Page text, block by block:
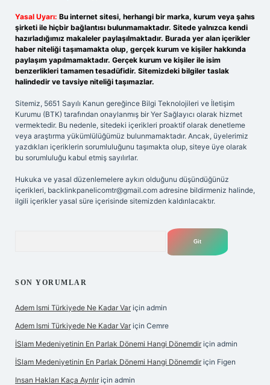
Yasal Uyarı: Bu internet sitesi, herhangi bir marka, kurum veya şahıs
şirketi ile hiçbir bağlantısı bulunmamaktadır. Sitede yalnızca kendi
hazırladığımız makaleler paylaşılmaktadır. Burada yer alan içerikler
haber niteliği taşımamakta olup, gerçek kurum ve kişiler hakkında
paylaşım yapılmamaktadır. Gerçek kurum ve kişiler ile isim
benzerlikleri tamamen tesadüfidir. Sitemizdeki bilgiler taslak
halindedir ve tavsiye niteliği taşımazlar.
Sitemiz, 5651 Sayılı Kanun gereğince Bilgi Teknolojileri ve İletişim
Kurumu (BTK) tarafından onaylanmış bir Yer Sağlayıcı olarak hizmet
vermektedir. Bu nedenle, sitedeki içerikleri proaktif olarak denetleme
veya araştırma yükümlülüğümüz bulunmamaktadır. Ancak, üyelerimiz
yazdıkları içeriklerin sorumluluğunu taşımakta olup, siteye üye olarak
bu sorumluluğu kabul etmiş sayılırlar.
Hukuka ve yasal düzenlemelere aykırı olduğunu düşündüğünüz
içerikleri, backlinkpanelicomtr@gmail.com adresine bildirmeniz halinde,
ilgili içerikler yasal süre içerisinde sitemizden kaldırılacaktır.
SON YORUMLAR
Adem Ismi Türkiyede Ne Kadar Var için admin
Adem Ismi Türkiyede Ne Kadar Var için Cemre
İSlam Medeniyetinin En Parlak Dönemi Hangi Dönemdir için admin
İSlam Medeniyetinin En Parlak Dönemi Hangi Dönemdir için Figen
Insan Hakları Kaça Ayrılır için admin